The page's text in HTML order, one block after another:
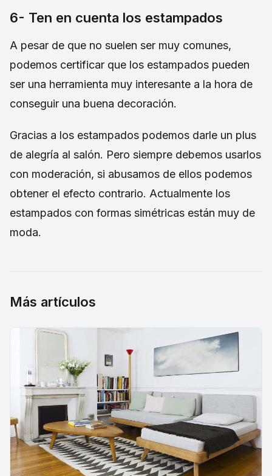
6- Ten en cuenta los estampados
A pesar de que no suelen ser muy comunes,
podemos certificar que los estampados pueden
ser una herramienta muy interesante a la hora de
conseguir una buena decoración.
Gracias a los estampados podemos darle un plus
de alegría al salón. Pero siempre debemos usarlos
con moderación, si abusamos de ellos podemos
obtener el efecto contrario. Actualmente los
estampados con formas simétricas están muy de
moda.
Más artículos